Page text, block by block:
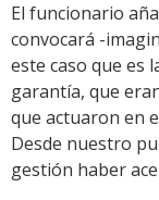
El funcionario
convocará -
este caso que es
garantía, que
que actuaron en
Desde nuestro
gestión haber